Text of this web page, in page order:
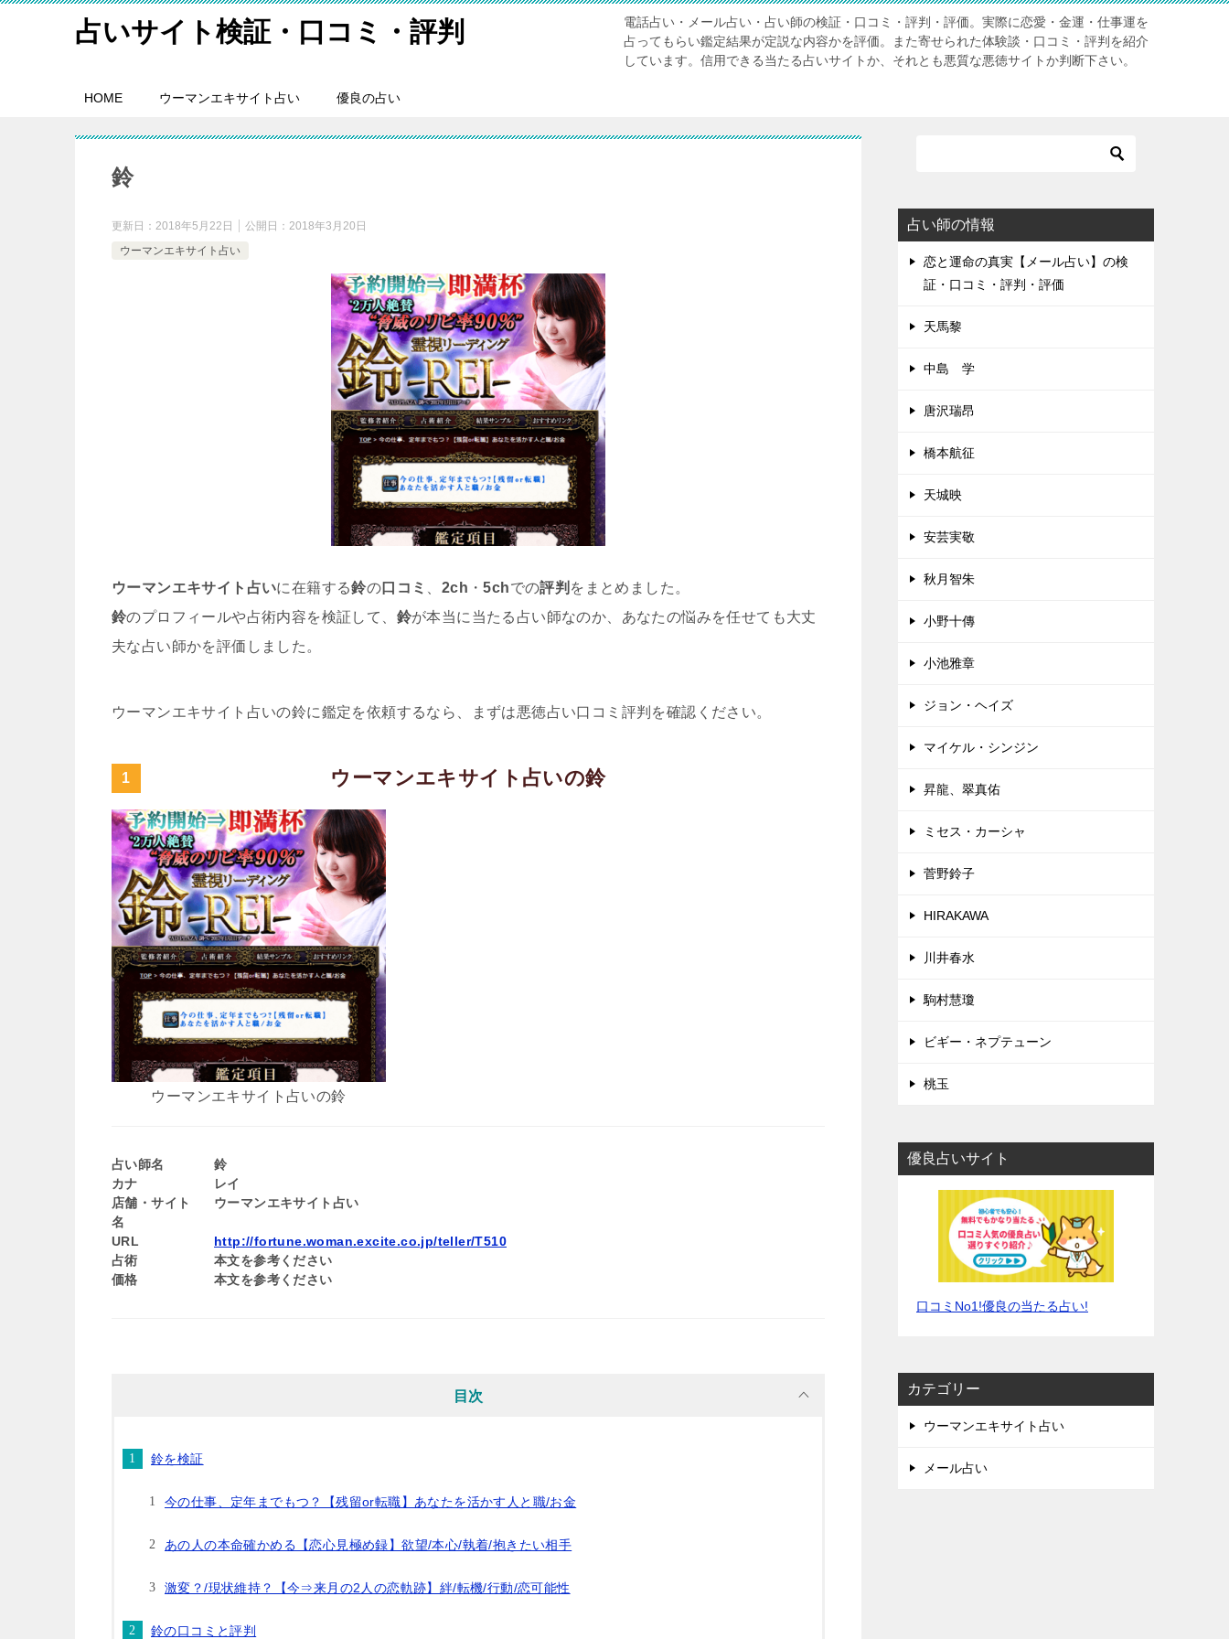
占いサイト検証・口コミ・評判
電話占い・メール占い・占い師の検証・口コミ・評判・評価。実際に恋愛・金運・仕事運を
占ってもらい鑑定結果が定説な内容かを評価。また寄せられた体験談・口コミ・評判を紹介
しています。信用できる当たる占いサイトか、それとも悪質な悪徳サイトか判断下さい。
HOME ウーマンエキサイト占い 優良の占い
鈴
更新日： 2018年5月22日 公開日： 2018年3月20日
ウーマンエキサイト占い
ウーマンエキサイト占いに在籍する鈴の口コミ 2ch ・5chでの評判 をまとめました。
鈴のプロフィールや占術内容を検証して、 鈴が本当に当たる占い師なのか、あなたの悩みを任せても大丈
夫な占い師かを評価しました。
ウーマンエキサイト占いの鈴に鑑定を依頼するなら、まずは悪徳占い口コミ評判を確認ください。
ウーマンエキサイト占いの鈴
ウーマンエキサイト占いの鈴
占い師名
鈴
カナ
レイ
店舗・サイト
名
ウーマンエキサイト占い
URL
http://fortune.woman.excite.co.jp/teller/T510
占術
本文を参考ください
価格
本文を参考ください
目次
鈴を検証
今の仕事、定年までもつ？【残留or転職】あなたを活かす人と職/お金
あの人の本命確かめる【恋心見極め録】欲望/本心/執着/抱きたい相手
激変？/現状維持？【今⇒来月の2人の恋軌跡】絆/転機/行動/恋可能性
鈴の口コミと評判
占い師の情報
恋と運命の真実【メール占い】の検
証・口コミ・評判・評価
天馬黎
中島 学
唐沢瑞昂
橋本航征
天城映
安芸実敬
秋月智朱
小野十傳
小池雅章
ジョン・ヘイズ
マイケル・シンジン
昇龍、翠真佑
ミセス・カーシャ
菅野鈴子
HIRAKAWA
川井春水
駒村慧瓊
ビギー・ネプテューン
桃玉
優良占いサイト
口コミNo1!優良の当たる占い!
カテゴリー
ウーマンエキサイト占い
メール占い